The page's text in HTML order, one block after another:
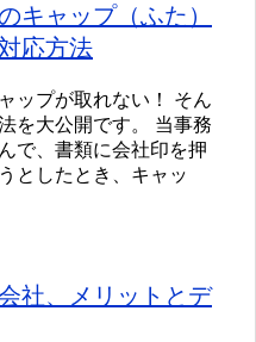
キャップ（ふた）
応方法
ップが取れない！ そん
を大公開です。 当事務
で、書類に会社印を押
としたとき、キャッ
社、メリットとデ